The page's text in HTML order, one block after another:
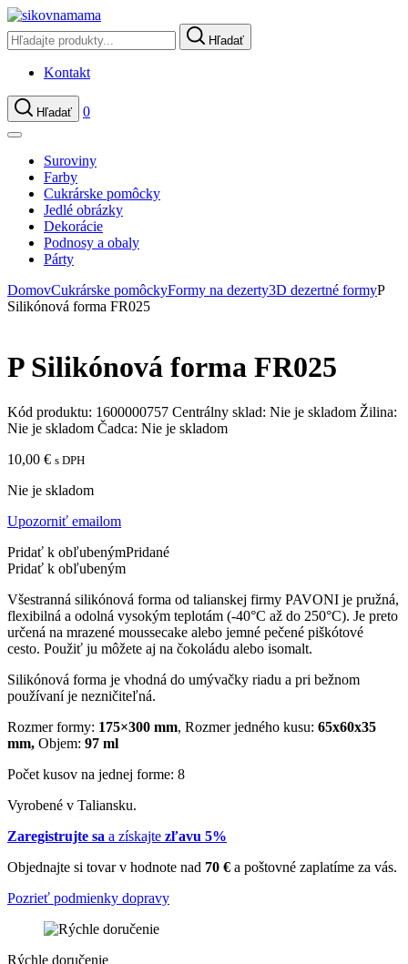
Hľadať
Kontakt
Hľadať 0
Suroviny
Farby
Cukrárske pomôcky
Jedlé obrázky
Dekorácie
Podnosy a obaly
Párty
DomovCukrárske pomôckyFormy na dezerty3D dezertné formyP
Silikónová forma FR025
P Silikónová forma FR025
Kód produktu: 1600000757 Centrálny sklad: Nie je skladom Žilina:
Nie je skladom Čadca: Nie je skladom
10,00 € s DPH
Nie je skladom
Upozorniť emailom
Pridať k obľubenýmPridané
Pridať k obľubeným
Všestranná silikónová forma od talianskej firmy PAVONI je pružná,
flexibilná a odolná vysokým teplotám (-40°C až do 250°C). Je preto
určená na mrazené moussecake alebo jemné pečené piškótové
cesto. Použiť ju môžete aj na čokoládu alebo isomalt.
Silikónová forma je vhodná do umývačky riadu a pri bežnom
používaní je nezničiteľná.
Rozmer formy: 175×300 mm, Rozmer jedného kusu: 65x60x35
mm, Objem: 97 ml
Počet kusov na jednej forme: 8
Vyrobené v Taliansku.
Zaregistrujte sa a získajte zľavu 5%
Objednajte si tovar v hodnote nad 70 € a poštovné zaplatíme za vás.
Pozrieť podmienky dopravy
Rýchle doručenie